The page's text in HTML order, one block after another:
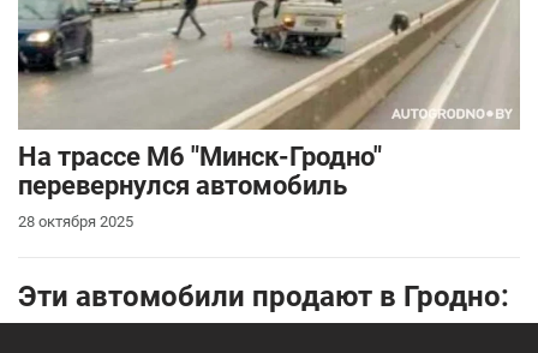
На трассе М6 "Минск-Гродно"
перевернулся автомобиль
28 октября 2025
Эти автомобили продают в Гродно: